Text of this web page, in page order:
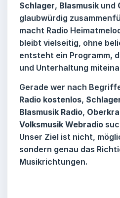
Schlager, Blasmusik und
glaubwürdig
macht Radio
bleibt vielseitig, ohne
entsteht ein Programm,
und Unterhaltung
Gerade wer nach
Radio kostenlos,
Blasmusik Radio,
Volksmusik Webradio
Unser Ziel ist nicht,
sondern genau das
Musikrichtungen.